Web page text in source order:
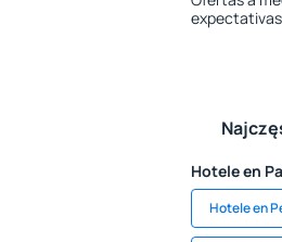
Hotele en
Hotele en